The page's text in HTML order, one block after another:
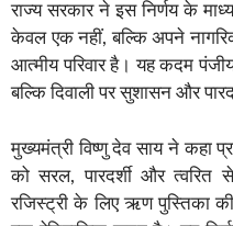
राज्य सरकार ने इस निर्णय के
केवल एक नहीं, बल्कि अपने
आत्मीय परिवार है। यह कदम
बल्कि दिवाली पर सुशासन और
मुख्यमंत्री विष्णु देव साय ने कहा
को सरल, पारदर्शी और त्वरित
रजिस्ट्री के लिए ऋण पुस्तिका की